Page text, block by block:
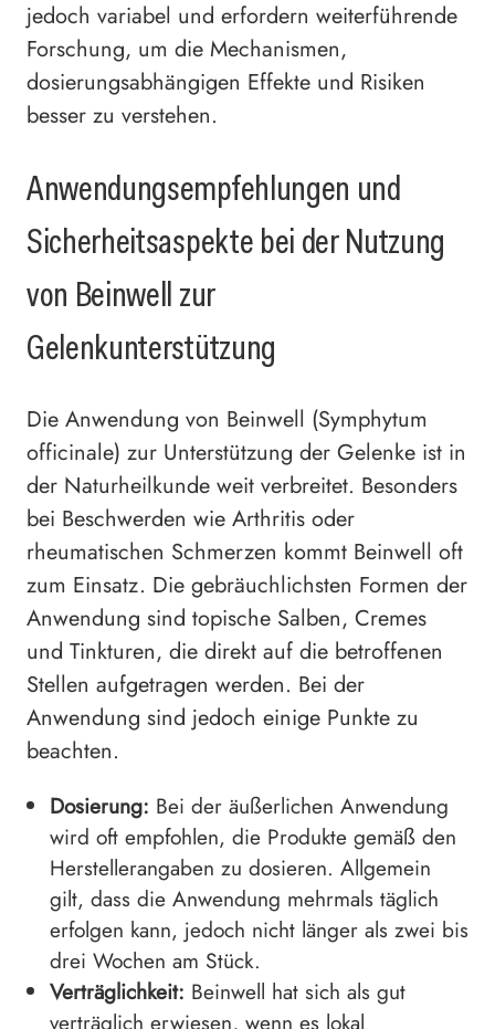
jedoch variabel und erfordern weiterführende
Forschung, um die Mechanismen,
dosierungsabhängigen Effekte und Risiken
besser zu verstehen.
Anwendungsempfehlungen und
Sicherheitsaspekte bei der Nutzung
von Beinwell zur
Gelenkunterstützung
Die Anwendung von Beinwell (Symphytum
officinale) zur Unterstützung der Gelenke ist in
der Naturheilkunde weit verbreitet. Besonders
bei Beschwerden wie Arthritis oder
rheumatischen Schmerzen kommt Beinwell oft
zum Einsatz. Die gebräuchlichsten Formen der
Anwendung sind topische Salben, Cremes
und Tinkturen, die direkt auf die betroffenen
Stellen aufgetragen werden. Bei der
Anwendung sind jedoch einige Punkte zu
beachten.
Dosierung: Bei der äußerlichen Anwendung
wird oft empfohlen, die Produkte gemäß den
Herstellerangaben zu dosieren. Allgemein
gilt, dass die Anwendung mehrmals täglich
erfolgen kann, jedoch nicht länger als zwei bis
drei Wochen am Stück.
Verträglichkeit: Beinwell hat sich als gut
verträglich erwiesen, wenn es lokal